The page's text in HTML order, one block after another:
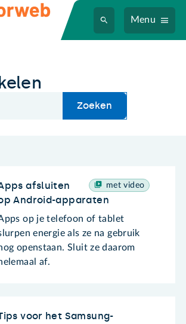
Menu
Zoeken
met video
afsluiten
Android-apparaten
op je telefoon of tablet
energie als ze na gebruik
openstaan. Sluit ze daarom
af.
voor het Samsung-